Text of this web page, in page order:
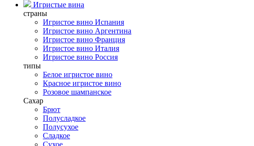
Игристые вина
страны
Игристое вино Испания
Игристое вино Аргентина
Игристое вино Франция
Игристое вино Италия
Игристое вино Россия
типы
Белое игристое вино
Красное игристое вино
Розовое шампанское
Сахар
Брют
Полусладкое
Полусухое
Сладкое
Сухое